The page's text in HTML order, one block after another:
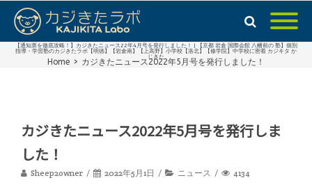
【通知票を徹底攻略！】カジきたニュース22年4月号を発行しました！ | 【京都 岩倉 国際会館 八幡前の 塾】個別
指導・学習塾のカジきたラボ【明徳】【岩倉南】【上高野】小学校【洛北】【修学院】中学校に密着 カジキタ か
じきた
Home > カジきたニュース2022年5月号を発行しました！
カジきたニュース2022年5月号を発行しま
した！
Sheep2owner 2022年5月1日 ニュース 4134